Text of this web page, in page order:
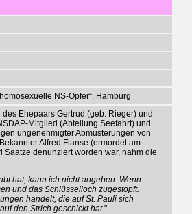
NS-Opfer“, Hamburg
Ehepaars Gertrud (geb. Rieger) und
Mitglied (Abteilung Seefahrt) und
ungenehmigter Abmusterungen von
Alfred Flanse (ermordet am
denunziert worden war, nahm die
hat, kann ich nicht angeben. Wenn
und das Schlüsselloch zugestopft.
handelt, die auf St. Pauli sich
den Strich geschickt hat."